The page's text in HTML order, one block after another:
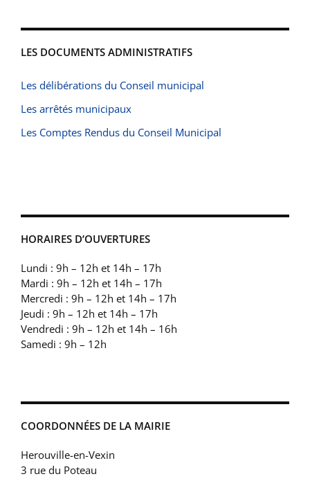
LES DOCUMENTS ADMINISTRATIFS
Les délibérations du Conseil municipal
Les arrêtés municipaux
Les Comptes Rendus du Conseil Municipal
HORAIRES D’OUVERTURES
Lundi : 9h – 12h et 14h – 17h
Mardi : 9h – 12h et 14h – 17h
Mercredi : 9h – 12h et 14h – 17h
Jeudi : 9h – 12h et 14h – 17h
Vendredi : 9h – 12h et 14h – 16h
Samedi : 9h – 12h
COORDONNÉES DE LA MAIRIE
Herouville-en-Vexin
3 rue du Poteau